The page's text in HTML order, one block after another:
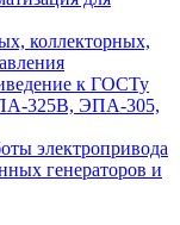
коллекторных,
к ГОСТу
325В, ЭПА-305,
электропривода
генераторов и